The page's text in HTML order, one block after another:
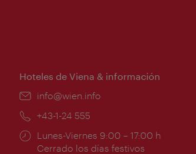
Hoteles de Viena & información
e-
info@wien.info
Teléfono:
+43-1-24 555
Horarios
de
Lunes-Viernes 9:00 – 17:00 h
Cerrado los días festivos